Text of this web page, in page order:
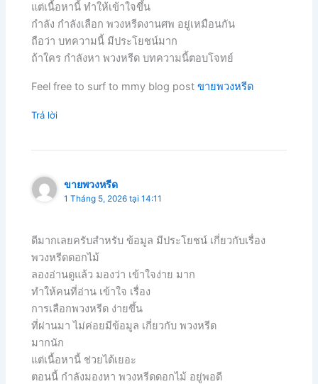
แต่เนื้อหานี้ ทำให้เข้าใจขึ้น
กำลัง กำลังเลือก พวงหรีดงานศพ อยู่เหมือนกัน
ถือว่า บทความนี้ มีประโยชน์มาก
ถ้าใคร กำลังหา พวงหรีด บทความนี้ตอบโจทย์
Feel free to surf to mmy blog postขายพวงหรีด
Trả lời
ขายพวงหรีด
1 Tháng 5, 2026 tại 14:11
ดีมากเลยครับสำหรับ ข้อมูล มีประโยชน์ เกี่ยวกับเรื่อง
พวงหรีดดอกไม้
ลองอ่านดูแล้ว มองว่า เข้าใจง่าย มาก
ทำให้คนที่อ่าน เข้าใจ เรื่อง
การเลือกพวงหรีด ง่ายขึ้น
ที่ผ่านมา ไม่ค่อยมีข้อมูล เกี่ยวกับ พวงหรีด
มากนัก
แต่เนื้อหานี้ ช่วยได้เยอะ
ตอนนี้ กำลังมองหา พวงหรีดดอกไม้ อยู่พอดี